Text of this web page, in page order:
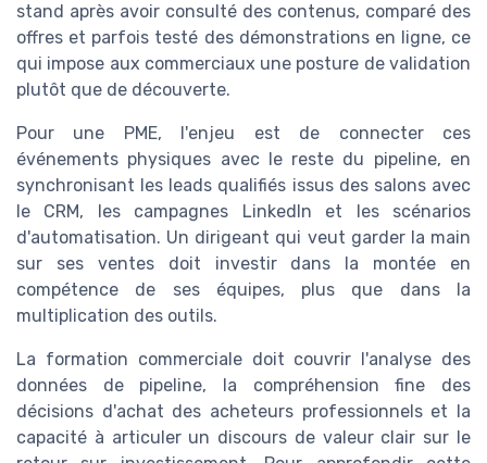
stand après avoir consulté des contenus, comparé des
offres et parfois testé des démonstrations en ligne, ce
qui impose aux commerciaux une posture de validation
plutôt que de découverte.
Pour une PME, l'enjeu est de connecter ces
événements physiques avec le reste du pipeline, en
synchronisant les leads qualifiés issus des salons avec
le CRM, les campagnes LinkedIn et les scénarios
d'automatisation. Un dirigeant qui veut garder la main
sur ses ventes doit investir dans la montée en
compétence de ses équipes, plus que dans la
multiplication des outils.
La formation commerciale doit couvrir l'analyse des
données de pipeline, la compréhension fine des
décisions d'achat des acheteurs professionnels et la
capacité à articuler un discours de valeur clair sur le